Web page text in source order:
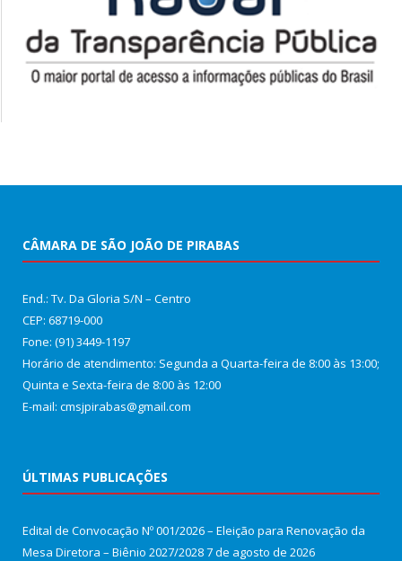
CÂMARA DE SÃO JOÃO DE PIRABAS
End.: Tv. Da Gloria S/N – Centro
CEP: 68719-000
Fone: (91) 3449-1197
Horário de atendimento: Segunda a Quarta-feira de 8:00 às 13:00;
Quinta e Sexta-feira de 8:00 às 12:00
E-mail: cmsjpirabas@gmail.com
ÚLTIMAS PUBLICAÇÕES
Edital de Convocação Nº 001/2026 – Eleição para Renovação da
Mesa Diretora – Biênio 2027/20287 de agosto de 2026